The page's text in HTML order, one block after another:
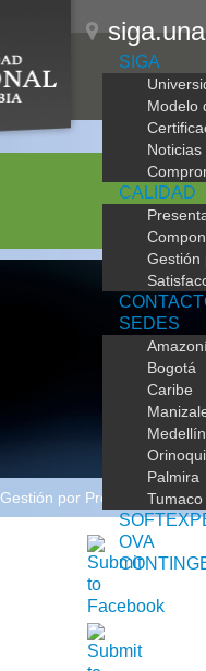
SIGA
Modelo
Noticias
CALIDAD
Gestión
SEDES
Bogotá
Caribe
Medellín
Palmira
Tumaco
OVA
Gestión por Procesos